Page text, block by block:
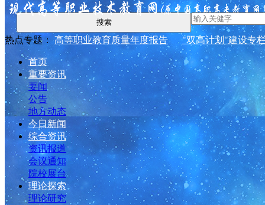
搜索
热点专题： 高等职业教育质量年度报告 "双高计划"建设专
首页
重要资讯
要闻
公告
地方动态
今日新闻
综合资讯
资讯报道
会议通知
院校展台
理论探索
理论研究